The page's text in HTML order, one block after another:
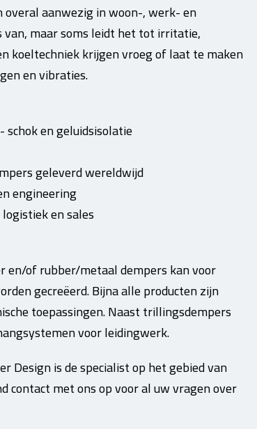
aanwezig in woon-, werk- en
maar soms leidt het tot irritatie,
koeltechniek krijgen vroeg of laat te maken
en vibraties.
en geluidsisolatie
geleverd wereldwijd
engineering
en sales
en/of rubber/metaal dempers kan voor
gecreëerd. Bijna alle producten zijn
toepassingen. Naast trillingsdempers
voor leidingwerk.
Design is de specialist op het gebied van
contact met ons op voor al uw vragen over